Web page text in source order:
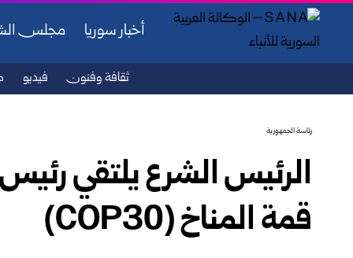
أخبار سوريا مجلس
ثقافة وفنون فيديو
رئاسة الجمهورية
الرئيس الشرع يلتقي
قمة المناخ (COP30)